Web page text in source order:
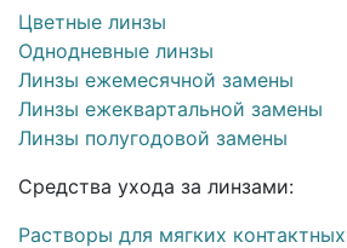
Цветные линзы
Однодневные линзы
Линзы ежемесячной замены
Линзы ежеквартальной замены
Линзы полугодовой замены
Средства ухода за линзами:
Растворы для мягких